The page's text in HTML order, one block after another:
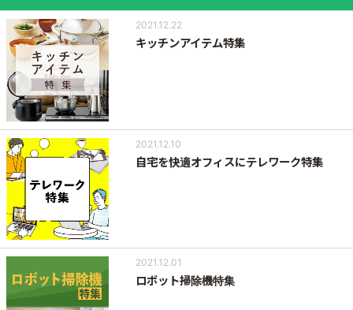
2021.12.22
キッチンアイテム特集
2021.12.10
自宅を快適オフィスにテレワーク特集
2021.12.01
ロボット掃除機特集